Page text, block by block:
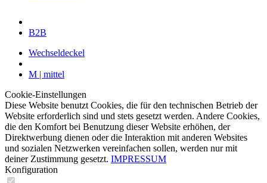
B2B
Wechseldeckel
M | mittel
Cookie-Einstellungen
Diese Website benutzt Cookies, die für den technischen Betrieb der
Website erforderlich sind und stets gesetzt werden. Andere Cookies,
die den Komfort bei Benutzung dieser Website erhöhen, der
Direktwerbung dienen oder die Interaktion mit anderen Websites
und sozialen Netzwerken vereinfachen sollen, werden nur mit
deiner Zustimmung gesetzt. IMPRESSUM
Konfiguration